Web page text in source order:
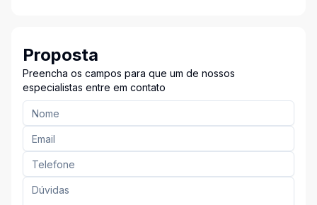
Proposta
Preencha os campos para que um de nossos
especialistas entre em contato